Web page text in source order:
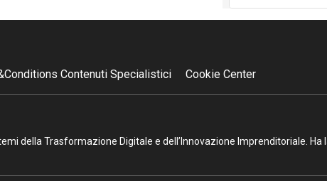
Contenuti Specialistici Cookie Center
della Trasformazione Digitale e dell’Innovazione Imprenditoriale.